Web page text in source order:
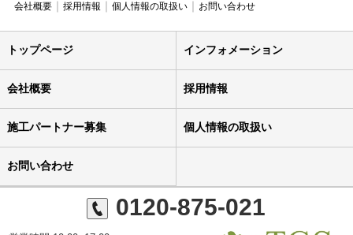
会社概要
採用情報 個人情報の取扱い お問い合わせ
トップページ インフォメーション
会社概要 採用情報
施工パートナー募集 個人情報の取扱い
お問い合わせ
0120-875-021